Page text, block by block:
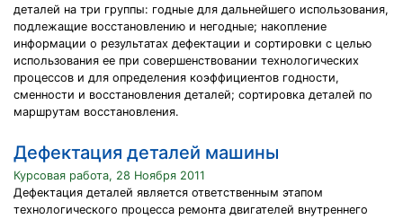
деталей на три группы: годные для дальнейшего использования,
подлежащие восстановлению и негодные; накопление
информации о результатах дефектации и сортировки с целью
использования ее при совершенствовании технологических
процессов и для определения коэффициентов годности,
сменности и восстановления деталей; сортировка деталей по
маршрутам восстановления.
Дефектация деталей машины
Курсовая работа, 28 Ноября 2011
Дефектация деталей является ответственным этапом
технологического процесса ремонта двигателей внутреннего